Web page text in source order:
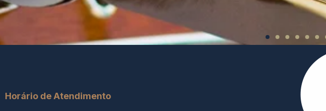
Horário de Atendimento